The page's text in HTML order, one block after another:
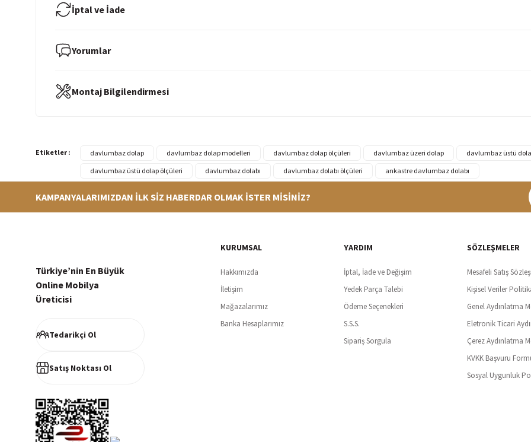
İptal ve İade
Yorumlar
Montaj Bilgilendirmesi
Etiketler : davlumbaz dolap davlumbaz dolap modelleri davlumbaz dolap ölçüleri davlumbaz üzeri dolap davlumbaz üstü
davlumbaz üstü dolap ölçüleri
davlumbaz dolabı davlumbaz dolabı ölçüleri ankastre davlumbaz dolabı
Siparişleriniz en kısa sürede hazırlanarak kargoya verilir
256Bit SSl sertifikası ve 3D ödeme ile bilgileriniz güvende
Tüm ürünlerde
%100 müşteri memnuniyeti odaklı ve güvenilir hizmet anlayışı
KAMPANYALARIMIZDAN İLK SİZ HABERDAR OLMAK İSTER MİSİNİZ?
Türkiye’nin En Büyük
Online Mobilya
Üreticisi
Tedarikçi Ol
Satış Noktası Ol
KURUMSAL
Hakkımızda
İletişim
Mağazalarımız
Banka Hesaplarımız
YARDIM
İptal, İade ve Değişim
Yedek Parça Talebi
Ödeme Seçenekleri
S.S.S.
Sipariş Sorgula
SÖZLEŞMELER
Mesafeli Satış
Kişisel Veriler
Genel Aydınlatma
Eletronik Ticari
Çerez Aydınlatma
KVKK Başvuru
Sosyal Uygunluk